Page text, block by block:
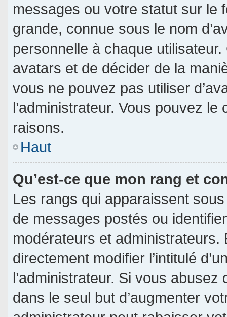
messages ou votre statut sur le
grande, connue sous le nom
personnelle à chaque utilisateur.
avatars et de décider de la
vous ne pouvez pas utiliser
l’administrateur. Vous pouvez
raisons.
Haut
Qu’est-ce que mon rang et
Les rangs qui apparaissent
de messages postés ou
modérateurs et
directement modifier l’intitulé
l’administrateur. Si vous
dans le seul but d’augmenter